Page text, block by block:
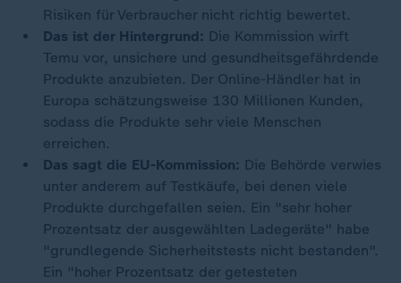
Risiken für Verbraucher nicht richtig bewertet.
Das ist der Hintergrund: Die Kommission wirft
Temu vor, unsichere und gesundheitsgefährdende
Produkte anzubieten. Der Online-Händler hat in
Europa schätzungsweise 130 Millionen Kunden,
sodass die Produkte sehr viele Menschen
erreichen.
Das sagt die EU-Kommission: Die Behörde verwies
unter anderem auf Testkäufe, bei denen viele
Produkte durchgefallen seien. Ein "sehr hoher
Prozentsatz der ausgewählten Ladegeräte" habe
"grundlegende Sicherheitstests nicht bestanden".
Ein "hoher Prozentsatz der getesteten